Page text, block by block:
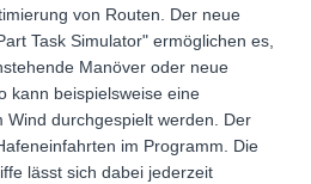
von Routen. Der neue
Task Simulator" ermöglichen es,
Manöver oder neue
kann beispielsweise eine
Wind durchgespielt werden. Der
im Programm. Die
lässt sich dabei jederzeit